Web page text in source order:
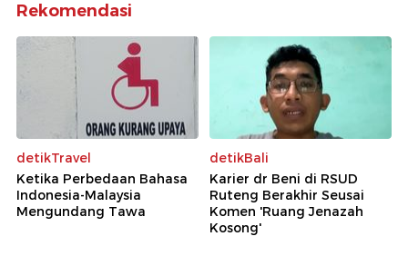
Rekomendasi
detikTravel
Ketika Perbedaan Bahasa
Indonesia-Malaysia
Mengundang Tawa
detikBali
Karier dr Beni di RSUD
Ruteng Berakhir Seusai
Komen 'Ruang Jenazah
Kosong'